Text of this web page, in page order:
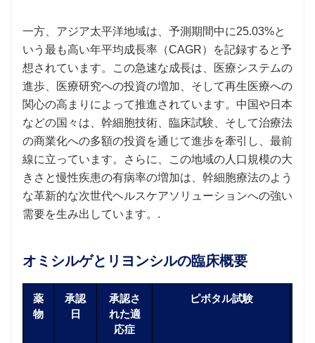
一方、アジア太平洋地域は、予測期間中に25.03%と
いう最も高い年平均成長率（CAGR）を記録すると予
想されています。この急速な成長は、医療システムの
進歩、医療研究への投資の増加、そして再生医療への
関心の高まりによって推進されています。中国や日本
などの国々は、幹細胞技術、臨床試験、そして治療法
の商業化への多額の投資を通じて進歩を牽引し、最前
線に立っています。さらに、この地域の人口規模の大
きさと慢性疾患の有病率の増加は、幹細胞療法のよう
な革新的な次世代ヘルスケアソリューションへの強い
需要を生み出しています。.
オミシルゲとリヨンシルの臨床概要
薬
物
承認
日
承認さ
れた適
応症
ピボタル試験